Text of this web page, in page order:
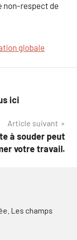
non-respect de
globale
ici
Article suivant
à souder peut
votre travail.
Les champs